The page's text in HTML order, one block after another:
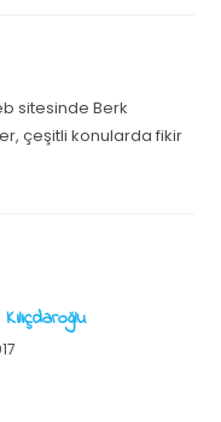
sitesinde Berk
çeşitli konularda fikir